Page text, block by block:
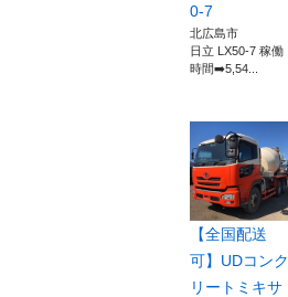
0-7
北広島市
日立 LX50-7 稼働
時間➡️5,54...
【全国配送
可】UDコンク
リートミキサ